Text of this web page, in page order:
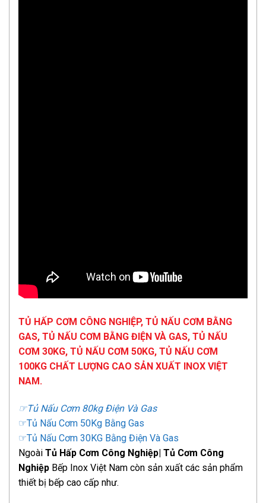
TỦ HẤP CƠM CÔNG NGHIỆP, TỦ NẤU CƠM BẰNG
GAS, TỦ NẤU CƠM BẰNG ĐIỆN VÀ GAS, TỦ NẤU
CƠM 30KG, TỦ NẤU CƠM 50KG, TỦ NẤU CƠM
100KG CHẤT LƯỢNG CAO SẢN XUẤT INOX VIỆT
NAM.
☞Tủ Nấu Cơm 80kg Điện Và Gas
☞Tủ Nấu Cơm 50Kg Bằng Gas
☞Tủ Nấu Cơm 30KG Bằng Điện Và Gas
Ngoài Tủ Hấp Cơm Công Nghiệp| Tủ Cơm Công
Nghiệp Bếp Inox Việt Nam còn sản xuất các sản phẩm
thiết bị bếp cao cấp như.